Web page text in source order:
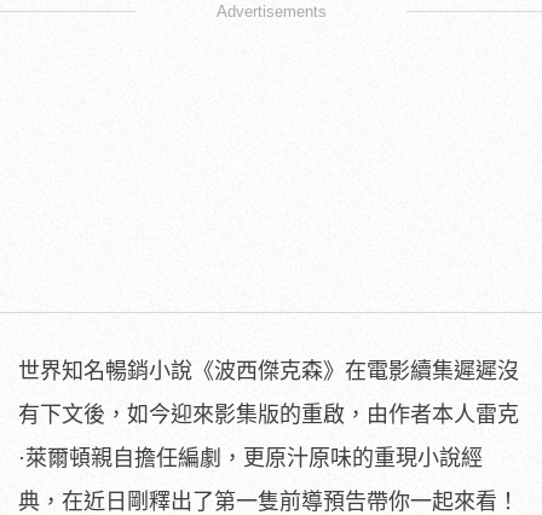
Advertisements
世界知名暢銷小說《波西傑克森》在電影續集遲遲沒
有下文後，如今迎來影集版的重啟，由作者本人雷克
·萊爾頓親自擔任編劇，更原汁原味的重現小說經
典，在近日剛釋出了第一隻前導預告帶你一起來看！